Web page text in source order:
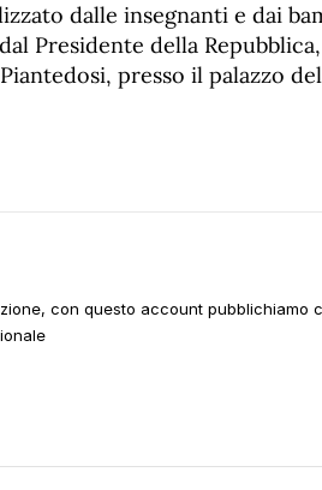
dalle insegnanti e dai
Presidente della
presso il palazzo
con questo account pubblichiamo